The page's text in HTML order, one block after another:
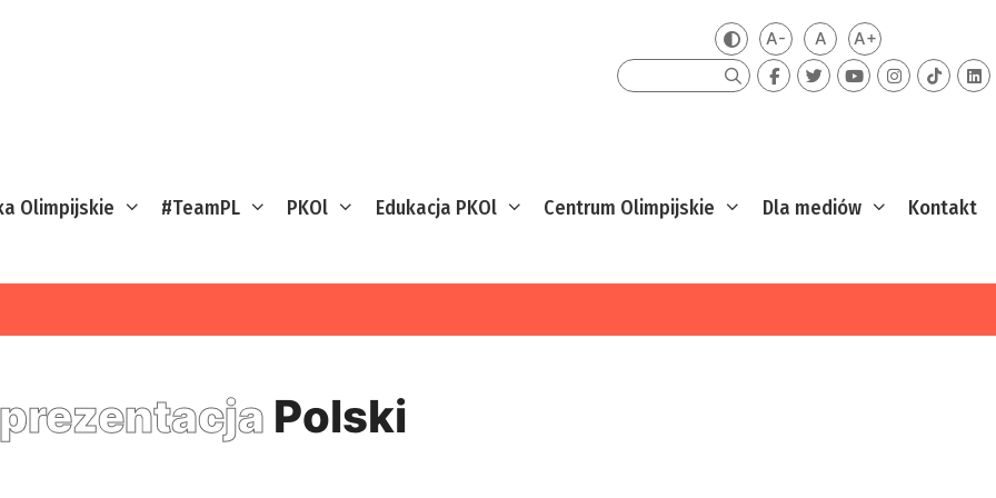
Zmień kontrast
A-Mniejsza czcionka
ADomyślna czcionka
A+Większa
Szukaj
Olimpijskie #TeamPL PKOl Edukacja PKOl Centrum Olimpijskie Dla mediów Kontakt
Polski